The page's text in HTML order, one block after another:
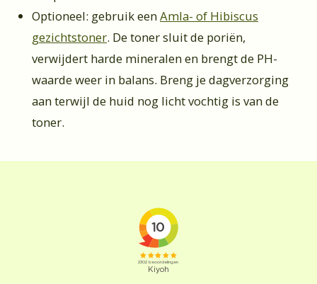
Optioneel: gebruik eenAmla- of Hibiscus
gezichtstoner. De toner sluit de poriën,
verwijdert harde mineralen en brengt de PH-
waarde weer in balans. Breng je dagverzorging
aan terwijl de huid nog licht vochtig is van de
toner.